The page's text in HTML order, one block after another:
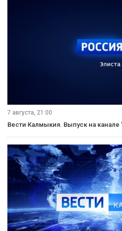
7 августа, 21:00
Вести Калмыкия. Выпуск на канале